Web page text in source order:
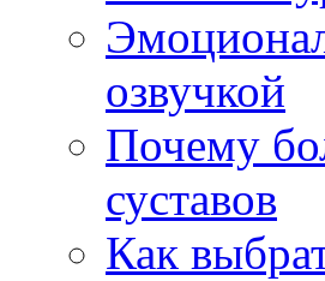
озвучкой
Почему
суставов
Как